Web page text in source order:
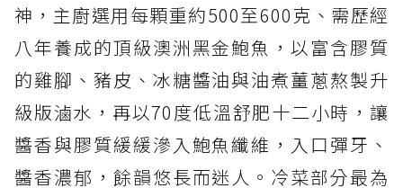
神，主廚選用每顆重約500至600克、需歷經
八年養成的頂級澳洲黑金鮑魚，以富含膠質
的雞腳、豬皮、冰糖醬油與油煮薑蔥熬製升
級版滷水，再以70度低溫舒肥十二小時，讓
醬香與膠質緩緩滲入鮑魚纖維，入口彈牙、
醬香濃郁，餘韻悠長而迷人。冷菜部分最為